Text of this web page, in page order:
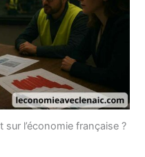
l’économie française ?